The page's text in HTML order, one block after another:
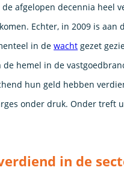
afgelopen decennia heel
Echter, in 2009 is
in dewacht gezet
hemel in de
hun geld hebben
onder druk. Onder treft
in de